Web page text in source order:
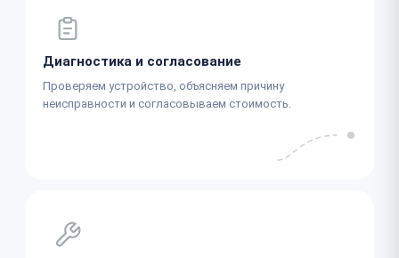
Диагностика и согласование
Проверяем устройство, объясняем причину
неисправности и согласовываем стоимость.